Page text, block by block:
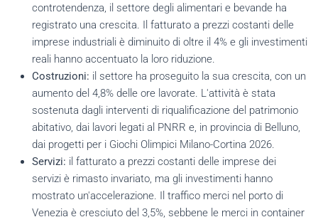
controtendenza, il settore degli alimentari e bevande ha
registrato una crescita. Il fatturato a prezzi costanti delle
imprese industriali è diminuito di oltre il 4% e gli investimenti
reali hanno accentuato la loro riduzione.
Costruzioni: il settore ha proseguito la sua crescita, con un
aumento del 4,8% delle ore lavorate. L'attività è stata
sostenuta dagli interventi di riqualificazione del patrimonio
abitativo, dai lavori legati al PNRR e, in provincia di Belluno,
dai progetti per i Giochi Olimpici Milano-Cortina 2026.
Servizi: il fatturato a prezzi costanti delle imprese dei
servizi è rimasto invariato, ma gli investimenti hanno
mostrato un'accelerazione. Il traffico merci nel porto di
Venezia è cresciuto del 3,5%, sebbene le merci in container